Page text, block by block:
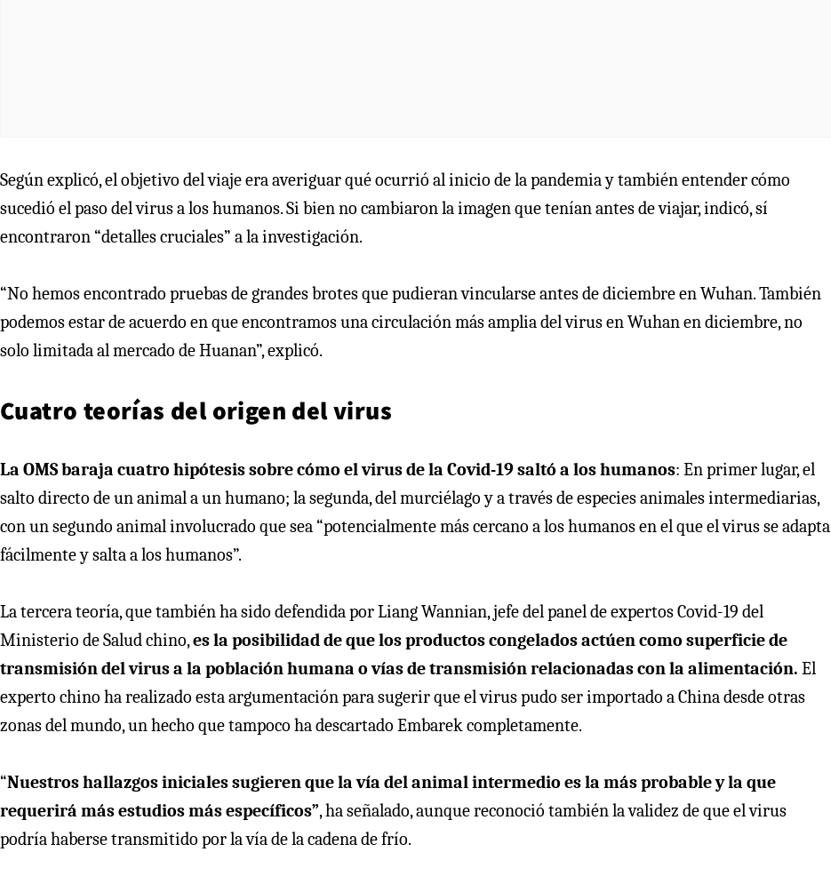
Según explicó, el objetivo del viaje era averiguar qué ocurrió al inicio de la pandemia y también entender cómo
sucedió el paso del virus a los humanos. Si bien no cambiaron la imagen que tenían antes de viajar, indicó, sí
encontraron “detalles cruciales” a la investigación.
“No hemos encontrado pruebas de grandes brotes que pudieran vincularse antes de diciembre en Wuhan. También
podemos estar de acuerdo en que encontramos una circulación más amplia del virus en Wuhan en diciembre, no
solo limitada al mercado de Huanan”, explicó.
Cuatro teorías del origen del virus
La OMS baraja cuatro hipótesis sobre cómo el virus de la Covid-19 saltó a los humanos: En primer lugar, el
salto directo de un animal a un humano; la segunda, del murciélago y a través de especies animales intermediarias,
con un segundo animal involucrado que sea “potencialmente más cercano a los humanos en el que el virus se adapta
fácilmente y salta a los humanos”.
La tercera teoría, que también ha sido defendida por Liang Wannian, jefe del panel de expertos Covid-19 del
Ministerio de Salud chino,es la posibilidad de que los productos congelados actúen como superficie de
transmisión del virus a la población humana o vías de transmisión relacionadas con la alimentación. El
experto chino ha realizado esta argumentación para sugerir que el virus pudo ser importado a China desde otras
zonas del mundo, un hecho que tampoco ha descartado Embarek completamente.
“Nuestros hallazgos iniciales sugieren que la vía del animal intermedio es la más probable y la que
requerirá más estudios más específicos”, ha señalado, aunque reconoció también la validez de que el virus
podría haberse transmitido por la vía de la cadena de frío.